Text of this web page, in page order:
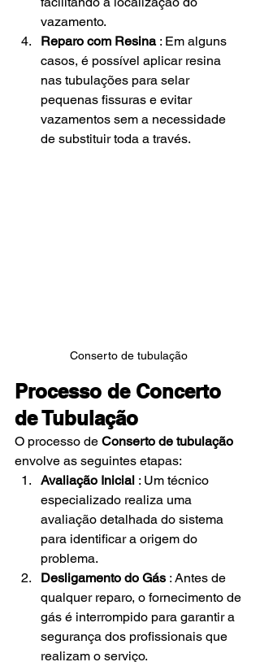
vazamento.
Reparo com Resina : Em alguns
casos, é possível aplicar resina
nas tubulações para selar
pequenas fissuras e evitar
vazamentos sem a necessidade
de substituir toda a través.
Conserto de tubulação
Processo de Concerto
de Tubulação
O processo de Conserto de tubulação
envolve as seguintes etapas:
Avaliação Inicial : Um técnico
especializado realiza uma
avaliação detalhada do sistema
para identificar a origem do
problema.
Desligamento do Gás : Antes de
qualquer reparo, o fornecimento de
gás é interrompido para garantir a
segurança dos profissionais que
realizam o serviço.